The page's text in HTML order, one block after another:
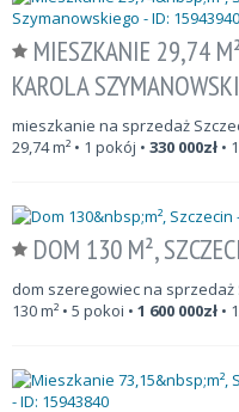
MIESZKANIE 29,74
KAROLA
mieszkanie na sprzedaż
29,74m² • 1 pokój • 330 000zł •
DOM 130 M²,
dom szeregowiec na sprzedaż
130m² • 5 pokoi • 1 600 000zł •